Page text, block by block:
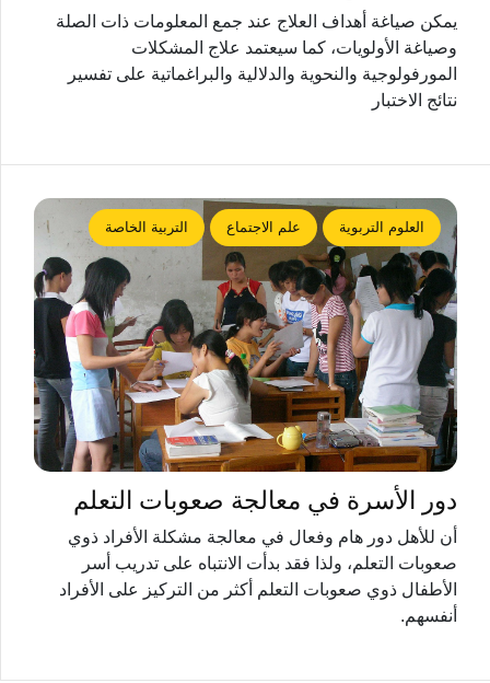
يمكن صياغة أهداف العلاج عند جمع المعلومات ذات الصلة
وصياغة الأولويات، كما سيعتمد علاج المشكلات
المورفولوجية والنحوية والدلالية والبراغماتية على تفسير
نتائج الاختبار
العلوم التربوية علم الاجتماع التربية الخاصة
دور الأسرة في معالجة صعوبات التعلم
أن للأهل دور هام وفعال في معالجة مشكلة الأفراد ذوي
صعوبات التعلم، ولذا فقد بدأت الانتباه على تدريب أسر
الأطفال ذوي صعوبات التعلم أكثر من التركيز على الأفراد
أنفسهم.